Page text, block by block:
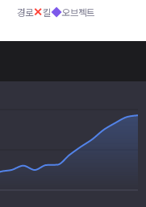
경로✕킬◆오브젝트